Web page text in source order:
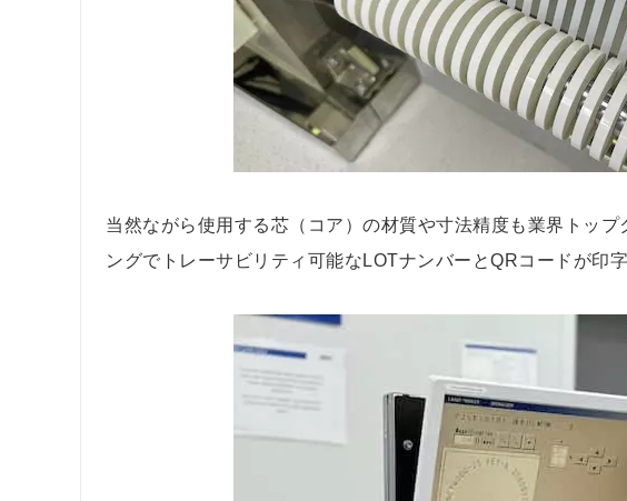
当然ながら使用する芯（コア）の材質や寸法精度も業界トッ
ングでトレーサビリティ可能なLOTナンバーとQRコードが印字